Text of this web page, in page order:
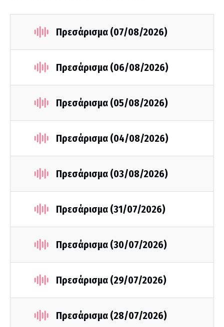
Πρεσάρισμα (07/08/2026)
Πρεσάρισμα (06/08/2026)
Πρεσάρισμα (05/08/2026)
Πρεσάρισμα (04/08/2026)
Πρεσάρισμα (03/08/2026)
Πρεσάρισμα (31/07/2026)
Πρεσάρισμα (30/07/2026)
Πρεσάρισμα (29/07/2026)
Πρεσάρισμα (28/07/2026)